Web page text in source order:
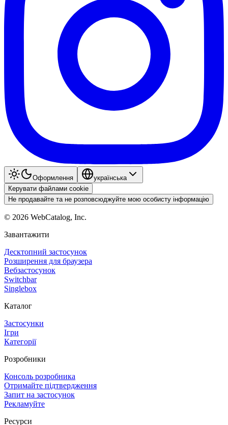
Оформлення
українська
Керувати файлами cookie
Не продавайте та не розповсюджуйте мою особисту інформацію
© 2026 WebCatalog, Inc.
Завантажити
Десктопний застосунок
Розширення для браузера
Вебзастосунок
Switchbar
Singlebox
Каталог
Застосунки
Ігри
Категорії
Розробники
Консоль розробника
Отримайте підтвердження
Запит на застосунок
Рекламуйте
Ресурси